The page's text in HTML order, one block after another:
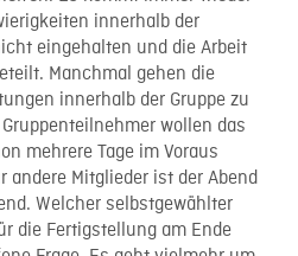
innerhalb der
eingehalten und die Arbeit
Manchmal gehen die
innerhalb der Gruppe zu
wollen das
mehrere Tage im Voraus
Mitglieder ist der Abend
Welcher selbstgewählter
die Fertigstellung am Ende